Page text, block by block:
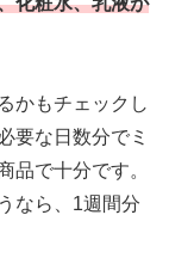
かもチェックし
要な日数分でミ
品で十分です。
なら、1週間分